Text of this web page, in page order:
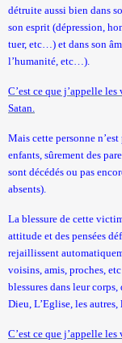
détruite aussi bien dans
son esprit (dépression,
tuer, etc…) et dans son
l’humanité, etc…).
C’est ce que j’appelle
Satan.
Mais cette personne
enfants, sûrement des
sont décédés ou pas
absents).
La blessure de cette
attitude et des pensées
rejaillissent
voisins, amis, proches,
blessures dans leur
Dieu, L’Eglise, les
C’est ce que j’appelle